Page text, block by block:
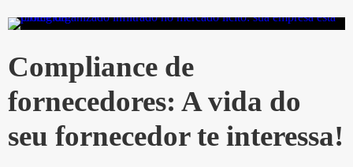
Compliance de
fornecedores: A vida do
seu fornecedor te interessa!